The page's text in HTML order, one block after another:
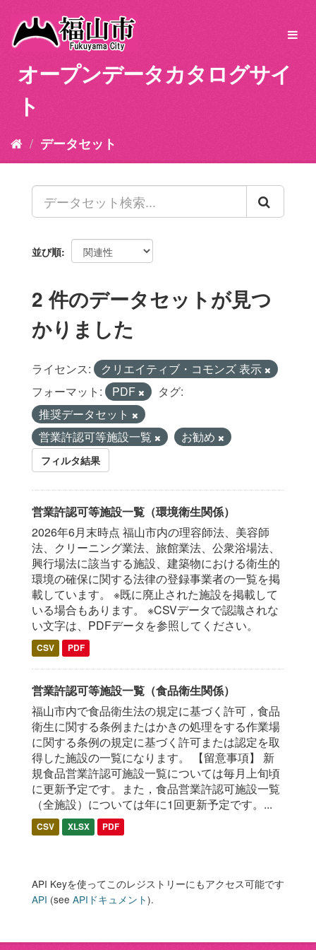
オープンデータカタログサイ
ト
データセット
並び順
2 件のデータセットが見つ
かりました
ライセンス:
クリエイティブ・コモンズ 表示
フォーマット:
PDF
タグ:
推奨データセット
営業許認可等施設一覧
お勧め
フィルタ結果
営業許認可等施設一覧（環境衛生関係）
2026年6月末時点 福山市内の理容師法、美容師
法、クリーニング業法、旅館業法、公衆浴場法、
興行場法に該当する施設、建築物における衛生的
環境の確保に関する法律の登録事業者の一覧を掲
載しています。 ※既に廃止された施設を掲載して
いる場合もあります。 ※CSVデータで認識されな
い文字は、PDFデータを参照してください。
CSV PDF
営業許認可等施設一覧（食品衛生関係）
福山市内で食品衛生法の規定に基づく許可，食品
衛生に関する条例またはかきの処理をする作業場
に関する条例の規定に基づく許可または認定を取
得した施設の一覧になります。 【留意事項】 新
規食品営業許認可施設一覧については毎月上旬頃
に更新予定です。また，食品営業許認可施設一覧
（全施設）については年に1回更新予定です。...
CSV XLSX PDF
API Keyを使ってこのレジストリーにもアクセス可能です
API (see APIドキュメント).